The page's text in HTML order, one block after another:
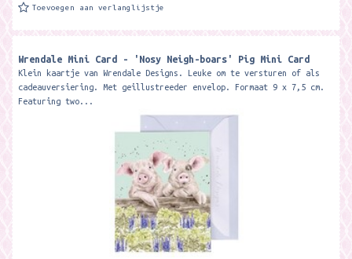
Toevoegen aan verlanglijstje
Wrendale Mini Card - 'Nosy Neigh-boars' Pig Mini Card ​
Klein kaartje van Wrendale Designs. Leuke om te versturen of als
cadeauversiering. Met geillustreeder envelop. Formaat 9 x 7,5 cm.
Featuring two...